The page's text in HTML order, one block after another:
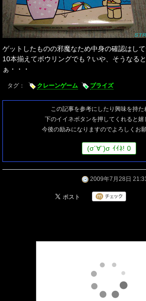
ゲットしたものの邪魔なため中身の確認はし
10本揃えてボウリングでも？いや、そうなる
ぁ・・・
タグ： クレーンゲーム プライズ
この記事を参考にしたり興味を持た
下のイイネボタンを押してくれると嬉
今後の励みになりますのでよろしくお
(σ´∀`)σ ｲｲﾈ! 0
2009年7月28日 21:31